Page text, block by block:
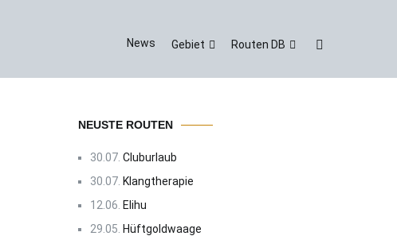
News Gebiet Routen DB
NEUSTE ROUTEN
30.07. Cluburlaub
30.07. Klangtherapie
12.06. Elihu
29.05. Hüftgoldwaage